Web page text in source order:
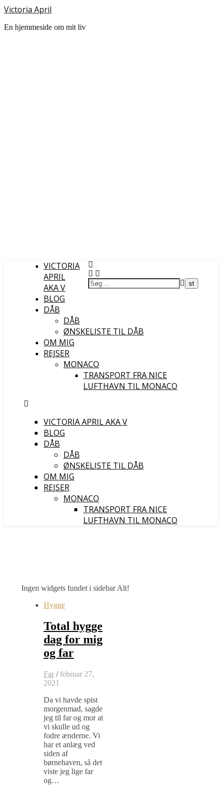
Victoria April
En hjemmeside om mit liv
VICTORIA
APRIL
AKA V
BLOG
DÅB
DÅB
ØNSKELISTE TIL DÅB
OM MIG
REJSER
MONACO
TRANSPORT FRA NICE
LUFTHAVN TIL MONACO
VICTORIA APRIL AKA V
BLOG
DÅB
DÅB
ØNSKELISTE TIL DÅB
OM MIG
REJSER
MONACO
TRANSPORT FRA NICE
LUFTHAVN TIL MONACO
Ingen widgets fundet i sidebar Alt!
Hygge
Total hygge
dag for mig
og far
Far / februar 27,
2021
Da vi havde spist
morgenmad, sagde
jeg til far og mor at
vi skulle ud og
fodre ænderne. Vi
har et anlæg ved
siden af
børnehaven, så det
viste jeg lige far
og…